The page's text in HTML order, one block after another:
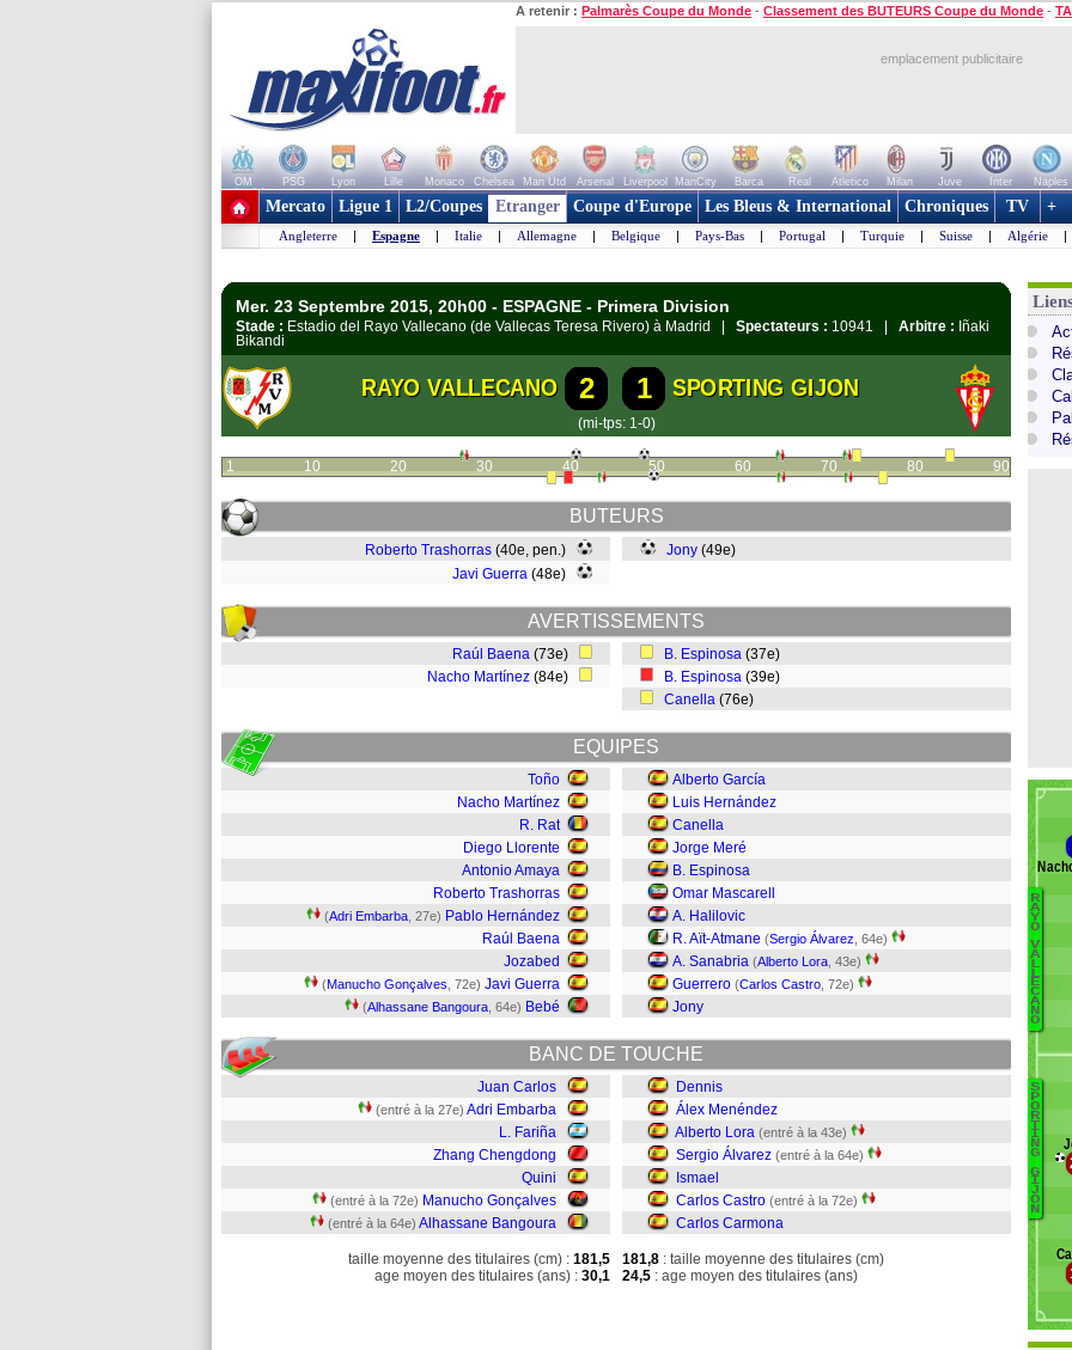
A retenir : Palmarès Coupe du Monde - Classement des BUTEURS Coupe du Monde -
emplacement publicitaire
OM PSG Lyon Lille Monaco Chelsea Man Utd Arsenal Liverpool ManCity Barca Real Atletico Milan Juve Inter Naples
+ de clubs
Mercato Ligue 1 L2/Coupes Etranger Coupe d'Europe Les Bleus & International Chroniques TV +
Angleterre | Espagne | Italie | Allemagne | Belgique | Pays-Bas | Portugal | Turquie | Suisse | Algérie |
Mer. 23 Septembre 2015, 20h00 - ESPAGNE - Primera Division
Stade : Estadio del Rayo Vallecano (de Vallecas Teresa Rivero) à Madrid | Spectateurs : 10941 | Arbitre : Iñaki
Bikandi
RAYO VALLECANO 2 1 SPORTING GIJON
(mi-tps: 1-0)
1 10 20 30 40 50 60 70 80 90
BUTEURS
Roberto Trashorras (40e, pen.)
Javi Guerra (48e)
Jony (49e)
AVERTISSEMENTS
Raúl Baena (73e)
Nacho Martínez (84e)
B. Espinosa (37e)
B. Espinosa (39e)
Canella (76e)
EQUIPES
Toño
Nacho Martínez
R. Rat
Diego Llorente
Antonio Amaya
Roberto Trashorras
(Adri Embarba , 27e) Pablo Hernández
Raúl Baena
Jozabed
(Manucho Gonçalves , 72e) Javi Guerra
(Alhassane Bangoura , 64e) Bebé
Alberto García
Luis Hernández
Canella
Jorge Meré
B. Espinosa
Omar Mascarell
A. Halilovic
R. Aït-Atmane (Sergio Álvarez , 64e)
A. Sanabria (Alberto Lora , 43e)
Guerrero (Carlos Castro , 72e)
Jony
BANC DE TOUCHE
Juan Carlos
(entré à la 27e) Adri Embarba
L. Fariña
Zhang Chengdong
Quini
(entré à la 72e) Manucho Gonçalves
(entré à la 64e) Alhassane Bangoura
taille moyenne des titulaires (cm) : 181,5
age moyen des titulaires (ans) : 30,1
Dennis
Álex Menéndez
Alberto Lora (entré à la 43e)
Sergio Álvarez (entré à la 64e)
Ismael
Carlos Castro (entré à la 72e)
Carlos Carmona
181,8 : taille moyenne des titulaires (cm)
24,5 : age moyen des titulaires (ans)
R
A
Y
O
V
A
L
L
E
C
A
N
O
S
P
O
R
T
I
N
G
G
I
J
O
N